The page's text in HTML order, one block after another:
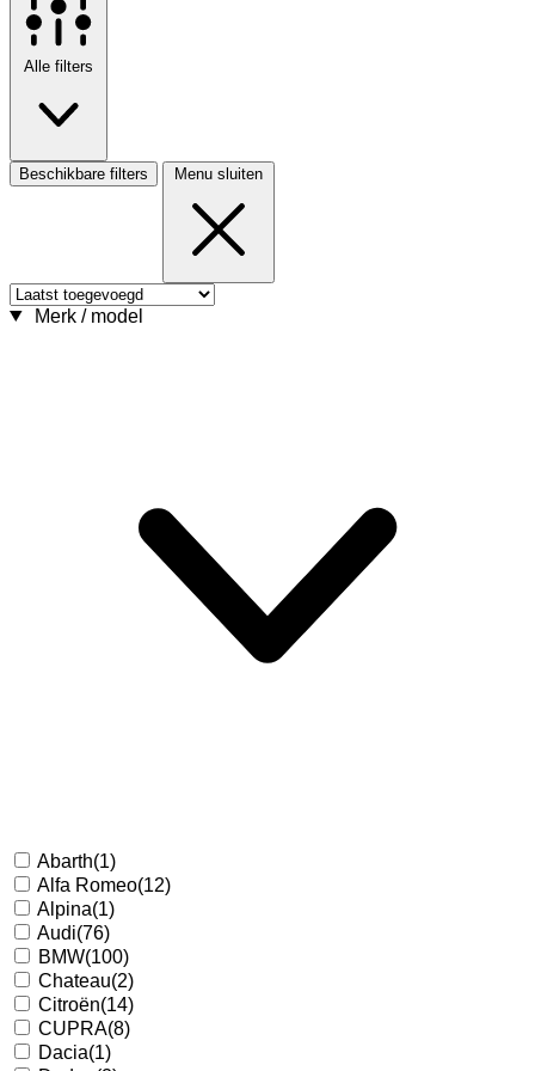
Alle filters
Beschikbare filters Menu sluiten
Merk / model
Abarth(1)
Alfa Romeo(12)
Alpina(1)
Audi(76)
BMW(100)
Chateau(2)
Citroën(14)
CUPRA(8)
Dacia(1)